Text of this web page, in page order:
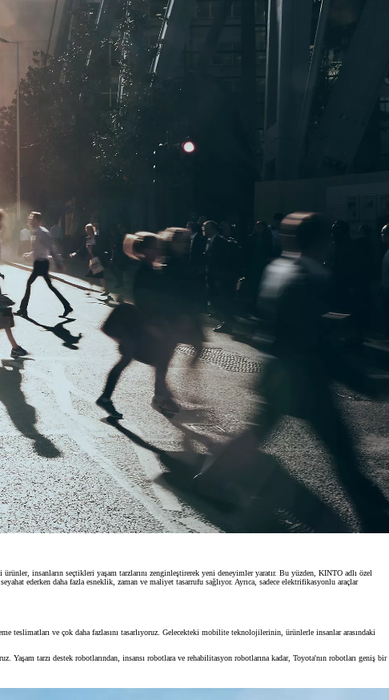
Bayinizle görüntülü görüşün
Toyota kirala: Rent a Toyota
insanların seçtikleri yaşam tarzlarını zenginleştirerek yeni deneyimler yaratır. Bu yüzden, KINTO adlı özel
ederken daha fazla esneklik, zaman ve maliyet tasarrufu sağlıyor. Ayrıca, sadece elektrifikasyonlu araçlar
teslimatları ve çok daha fazlasını tasarlıyoruz. Gelecekteki mobilite teknolojilerinin, ürünlerle insanlar arasındaki
tarzı destek robotlarından, insansı robotlara ve rehabilitasyon robotlarına kadar, Toyota'nın robotları geniş bir